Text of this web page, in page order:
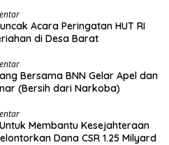
Acara Peringatan HUT RI
di Desa Barat
Bersama BNN Gelar Apel dan
(Bersih dari Narkoba)
Membantu Kesejahteraan
Dana CSR 1.25 Milyard